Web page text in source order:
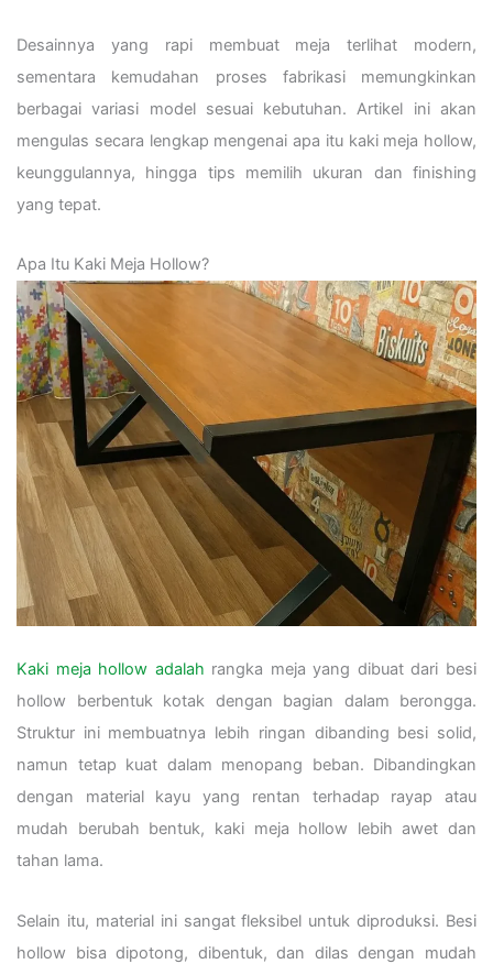
Desainnya yang rapi membuat meja terlihat modern,
sementara kemudahan proses fabrikasi memungkinkan
berbagai variasi model sesuai kebutuhan. Artikel ini akan
mengulas secara lengkap mengenai apa itu kaki meja hollow,
keunggulannya, hingga tips memilih ukuran dan finishing
yang tepat.
Apa Itu Kaki Meja Hollow?
Kaki meja hollow adalah rangka meja yang dibuat dari besi
hollow berbentuk kotak dengan bagian dalam berongga.
Struktur ini membuatnya lebih ringan dibanding besi solid,
namun tetap kuat dalam menopang beban. Dibandingkan
dengan material kayu yang rentan terhadap rayap atau
mudah berubah bentuk, kaki meja hollow lebih awet dan
tahan lama.
Selain itu, material ini sangat fleksibel untuk diproduksi. Besi
hollow bisa dipotong, dibentuk, dan dilas dengan mudah